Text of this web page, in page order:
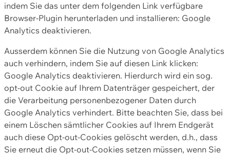
indem Sie das unter dem folgenden Link verfügbare
Browser-Plugin herunterladen und installieren: Google
Analytics deaktivieren.
Ausserdem können Sie die Nutzung von Google Analytics
auch verhindern, indem Sie auf diesen Link klicken:
Google Analytics deaktivieren. Hierdurch wird ein sog.
opt-out Cookie auf Ihrem Datenträger gespeichert, der
die Verarbeitung personenbezogener Daten durch
Google Analytics verhindert. Bitte beachten Sie, dass bei
einem Löschen sämtlicher Cookies auf Ihrem Endgerät
auch diese Opt-out-Cookies gelöscht werden, d.h., dass
Sie erneut die Opt-out-Cookies setzen müssen, wenn Sie